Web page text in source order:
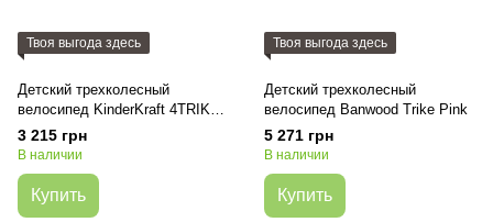
Твоя выгода здесь
Детский трехколесный
велосипед KinderKraft 4TRIKE
Silver Grey
(KR4TRI22GRY0000)
3 215 грн
В наличии
Купить
Твоя выгода здесь
Детский трехколесный
велосипед Banwood Trike Pink
5 271 грн
В наличии
Купить